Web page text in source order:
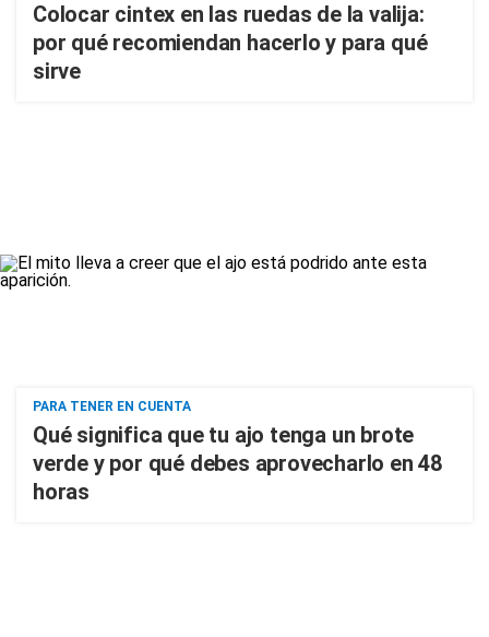
Colocar cintex en las ruedas de la valija:
por qué recomiendan hacerlo y para qué
sirve
PARA TENER EN CUENTA
Qué significa que tu ajo tenga un brote
verde y por qué debes aprovecharlo en 48
horas